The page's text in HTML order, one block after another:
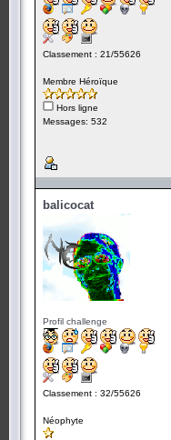
Classement : 21/55626
Membre Héroïque
Hors ligne
Messages: 532
balicocat
Profil challenge
Classement : 32/55626
Néophyte